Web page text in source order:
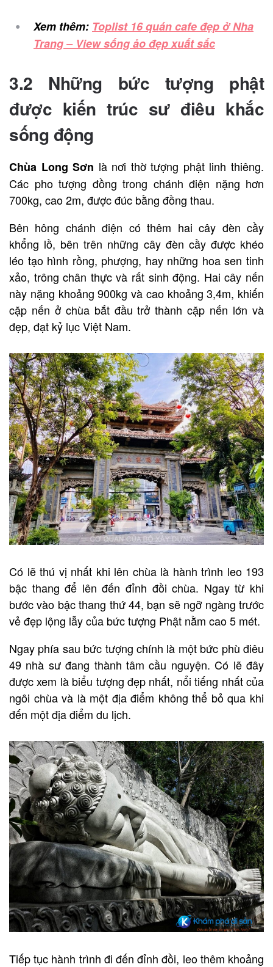
Xem thêm: Toplist 16 quán cafe đẹp ở Nha
Trang – View sống ảo đẹp xuất sắc
3.2 Những bức tượng phật
được kiến trúc sư điêu khắc
sống động
Chùa Long Sơn là nơi thờ tượng phật linh thiêng.
Các pho tượng đồng trong chánh điện nặng hơn
700kg, cao 2m, được đúc bằng đồng thau.
Bên hông chánh điện có thêm hai cây đèn cầy
khổng lồ, bên trên những cây đèn cầy được khéo
léo tạo hình rồng, phượng, hay những hoa sen tinh
xảo, trông chân thực và rất sinh động. Hai cây nến
này nặng khoảng 900kg và cao khoảng 3,4m, khiến
cặp nến ở chùa bắt đầu trở thành cặp nến lớn và
đẹp, đạt kỷ lục Việt Nam.
Có lẽ thú vị nhất khi lên chùa là hành trình leo 193
bậc thang để lên đến đỉnh đồi chùa. Ngay từ khi
bước vào bậc thang thứ 44, bạn sẽ ngỡ ngàng trước
vẻ đẹp lộng lẫy của bức tượng Phật nằm cao 5 mét.
Ngay phía sau bức tượng chính là một bức phù điêu
49 nhà sư đang thành tâm cầu nguyện. Có lẽ đây
được xem là biểu tượng đẹp nhất, nổi tiếng nhất của
ngôi chùa và là một địa điểm không thể bỏ qua khi
đến một địa điểm du lịch.
Tiếp tục hành trình đi đến đỉnh đồi, leo thêm khoảng